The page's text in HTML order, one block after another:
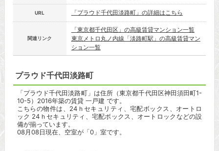
URL 「プラウド千代田淡路町」の詳細はこちら
関連リンク
「東京都千代田区」の高級賃貸マンション一覧
東京メトロ丸ノ内線「淡路町駅」の高級賃貸マン
ション一覧
プラウド千代田淡路町
「プラウド千代田淡路町」は住所（東京都千代田区神田須田町1-
10-5）2016年築の賃貸 一戸建 です。
こちらの物件は、24ｈセキュリティ、宅配ボックス、オートロ
ック 24ｈセキュリティ、宅配ボックス、オートロックなどの設
備が揃っています。
08月08日現在、空室が「0」室です。